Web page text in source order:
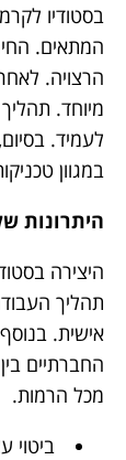
בסטודיו
המתאים.
הרצויה.
מיוחד.
לעמיד.
במגוון
היתרונות
היצירה
תהליך
אישית.
החברתיים
מכל הרמות.
ביטוי